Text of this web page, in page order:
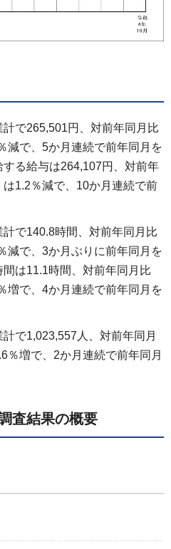
で265,501円、対前年同月比
減で、5か月連続で前年同月を
る給与は264,107円、対前年
1.2％減で、10か月連続で前
で140.8時間、対前年同月比
減で、3か月ぶりに前年同月を
は11.1時間、対前年同月比
増で、4か月連続で前年同月を
で1,023,557人、対前年同月
％増で、2か月連続で前年同月
査結果の概要